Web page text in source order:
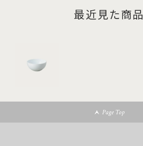
最近見た商品
Page Top